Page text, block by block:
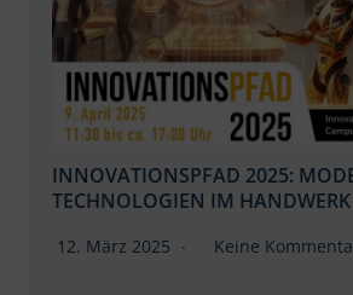
INNOVATIONSPFAD 2025:
TECHNOLOGIEN IM HANDWERK
12. März 2025 Keine